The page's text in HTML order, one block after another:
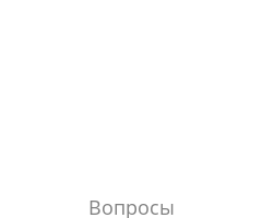
разъемную молнию,
Вопросы